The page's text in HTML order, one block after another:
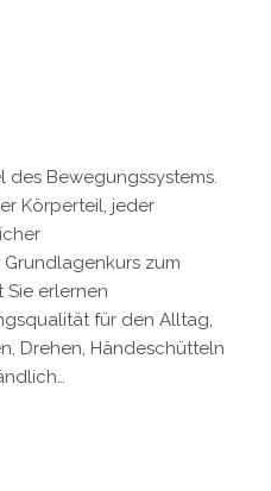
des Bewegungssystems.
Körperteil, jeder
zum
Sie erlernen
für den Alltag,
Drehen, Händeschütteln